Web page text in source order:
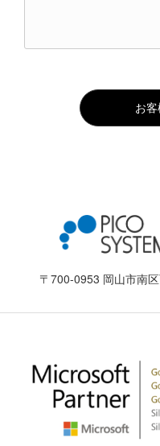
お
〒700-0953 岡山市南